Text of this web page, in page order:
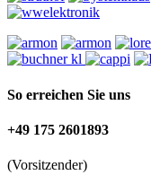
So erreichen Sie uns
+49 175 2601893
(Vorsitzender)